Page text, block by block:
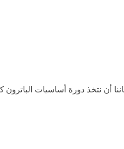
أن نتخذ دورة أساسيات